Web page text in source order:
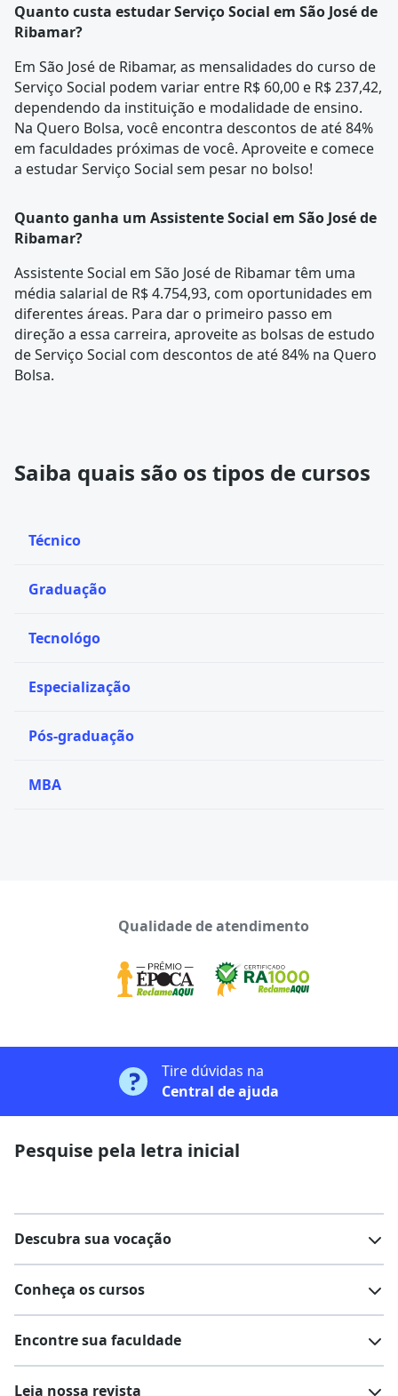
Quanto custa estudar Serviço Social em São José de
Ribamar?
Em São José de Ribamar, as mensalidades do curso de
Serviço Social podem variar entre R$ 60,00 e R$ 237,42,
dependendo da instituição e modalidade de ensino.
Na Quero Bolsa, você encontra descontos de até 84%
em faculdades próximas de você. Aproveite e comece
a estudar Serviço Social sem pesar no bolso!
Quanto ganha um Assistente Social em São José de
Ribamar?
Assistente Social em São José de Ribamar têm uma
média salarial de R$ 4.754,93, com oportunidades em
diferentes áreas. Para dar o primeiro passo em
direção a essa carreira, aproveite as bolsas de estudo
de Serviço Social com descontos de até 84% na Quero
Bolsa.
Saiba quais são os tipos de cursos
Técnico
Graduação
Tecnológo
Especialização
Pós-graduação
MBA
Qualidade de atendimento
Tire dúvidas na
Central de ajuda
Pesquise pela letra inicial
Descubra sua vocação
Conheça os cursos
Encontre sua faculdade
Leia nossa revista